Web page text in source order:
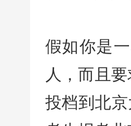
假如你是
人，而且
投档到北